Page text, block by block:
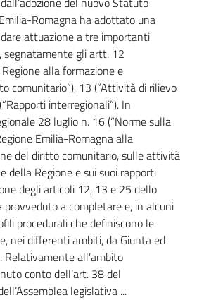
Romagna ha adottato una
attuazione a tre importanti
segnatamente gli artt. 12
alla formazione e
comunitario”), 13 (“Attività di rilievo
interregionali”). In
28 luglio n. 16 (“Norme sulla
Emilia-Romagna alla
del diritto comunitario, sulle attività
della Regione e sui suoi rapporti
degli articoli 12, 13 e 25 dello
a completare e, in alcuni
procedurali che definiscono le
nei differenti ambiti, da Giunta ed
Relativamente all’ambito
conto dell’art. 38 del
legislativa ...